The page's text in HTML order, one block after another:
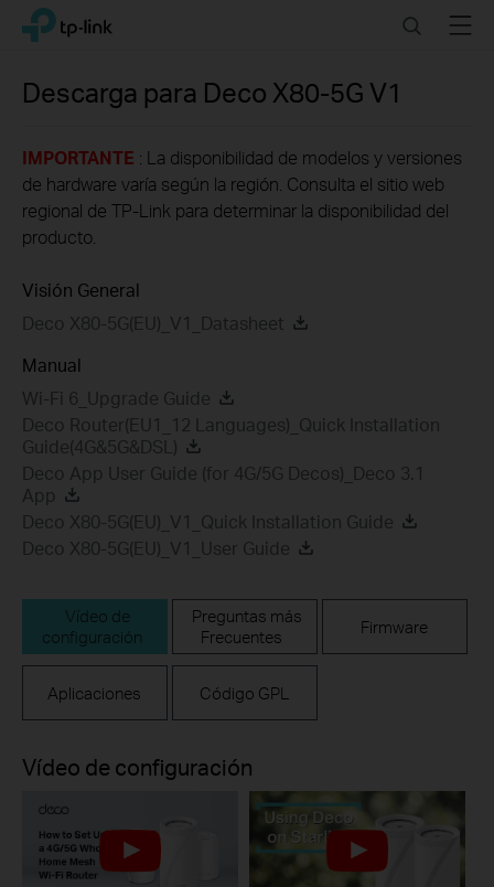
Click
navigation
TP-Link, Reliably Smart SearchMenu
Descarga para Deco X80-5G V1
IMPORTANTE : La disponibilidad de modelos y versiones
de hardware varía según la región. Consulta el sitio web
regional de TP-Link para determinar la disponibilidad del
producto.
Visión General
Deco X80-5G(EU)_V1_Datasheet
Manual
Wi-Fi 6_Upgrade Guide
Deco Router(EU1_12 Languages)_Quick Installation
Guide(4G&5G&DSL)
Deco App User Guide (for 4G/5G Decos)_Deco 3.1
App
Deco X80-5G(EU)_V1_Quick Installation Guide
Deco X80-5G(EU)_V1_User Guide
Vídeo de
configuración
Preguntas más
Frecuentes
Firmware
Aplicaciones Código GPL
Vídeo de configuración